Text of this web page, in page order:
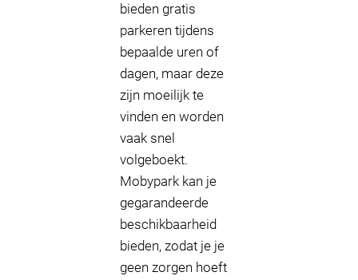
bieden gratis
parkeren tijdens
bepaalde uren of
dagen, maar deze
zijn moeilijk te
vinden en worden
vaak snel
volgeboekt.
Mobypark kan je
gegarandeerde
beschikbaarheid
bieden, zodat je je
geen zorgen hoeft